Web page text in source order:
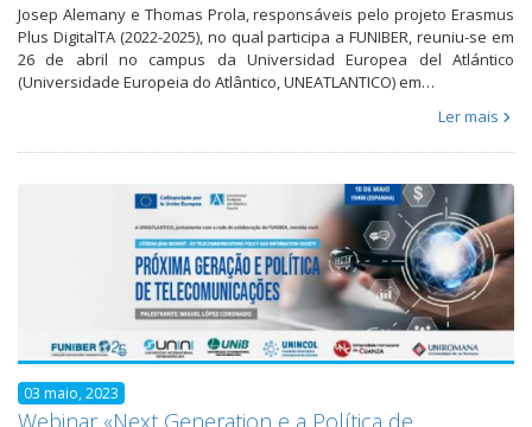
Josep Alemany e Thomas Prola, responsáveis pelo projeto Erasmus
Plus DigitalTA (2022-2025), no qual participa a FUNIBER, reuniu-se em
26 de abril no campus da Universidad Europea del Atlántico
(Universidade Europeia do Atlântico, UNEATLANTICO) em…
Ler mais
03 maio, 2023
Webinar «Next Generation e a Política de